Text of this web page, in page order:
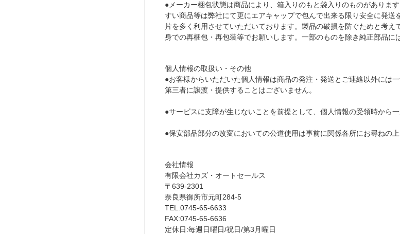
●メーカー梱包状態は商品により、箱入りのもと袋入りのものがありま
すい商品等は弊社にて更にエアキャップで包んで出来る限り安全に発
片を多く利用させていただいております。製品の破損を防ぐためと考
身での再梱包・再包装等でお願いします。一部のものを除き純正部品に
個人情報の取扱い・その他
●お客様からいただいた個人情報は商品の発注・発送とご連絡以外には
第三者に譲渡・提供することはございません。
●サービスに支障が生じないことを前提として、個人情報の受領時から
●保安部品部分の改変においての公道使用は事前に関係各所にお尋ねの
会社情報
有限会社カズ・オートセールス
〒639-2301
奈良県御所市元町284-5
TEL:0745-65-6633
FAX:0745-65-6636
定休日:毎週日曜日/祝日/第3月曜日